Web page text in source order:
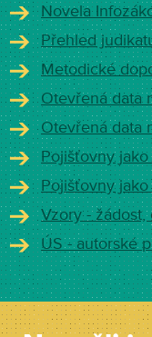
Novela
Přehled
Metodické
Otevřená data
Otevřená data
Pojišťovny
Pojišťovny
Vzory -
ÚS - autorské